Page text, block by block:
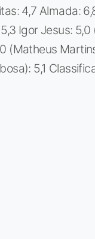
4,7 Almada:
Igor Jesus:
(Matheus
5,1